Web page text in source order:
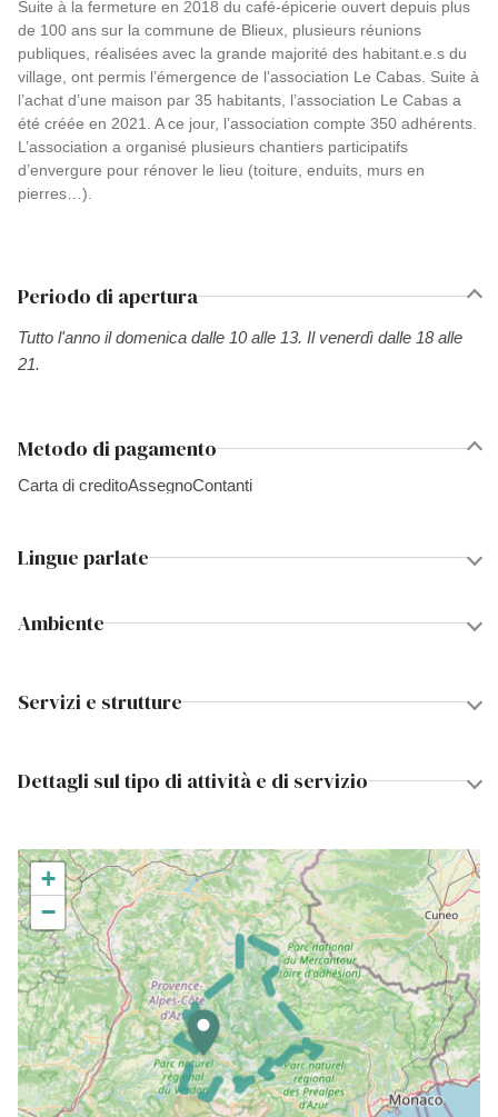
Suite à la fermeture en 2018 du café-épicerie ouvert depuis plus
de 100 ans sur la commune de Blieux, plusieurs réunions
publiques, réalisées avec la grande majorité des habitant.e.s du
village, ont permis l’émergence de l’association Le Cabas. Suite à
l’achat d’une maison par 35 habitants, l’association Le Cabas a
été créée en 2021. A ce jour, l’association compte 350 adhérents.
L’association a organisé plusieurs chantiers participatifs
d’envergure pour rénover le lieu (toiture, enduits, murs en
pierres…).
Periodo di apertura
Tutto l'anno il domenica dalle 10 alle 13. Il venerdì dalle 18 alle
21.
Metodo di pagamento
Carta di creditoAssegnoContanti
Lingue parlate
Ambiente
Servizi e strutture
Dettagli sul tipo di attività e di servizio
+
−